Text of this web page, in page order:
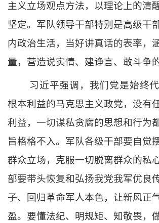
主义立场观点方法，以理论上的清
坚定。军队领导干部特别是高级干
内政治生活，当好讲真话的表率，
量，营造说实情、建诤言、敢斗争
习近平强调，我们党是始终
根本利益的马克思主义政党，没有
利益，一切谋私贪腐的思想和行为
旨格格不入。军队各级干部要自觉
群众立场，克服一切脱离群众的私
部要带头恢复和弘扬我党我军优良
子、回归革命军人本色，让新风正
盈。要懂法纪、明规矩、知敬畏，